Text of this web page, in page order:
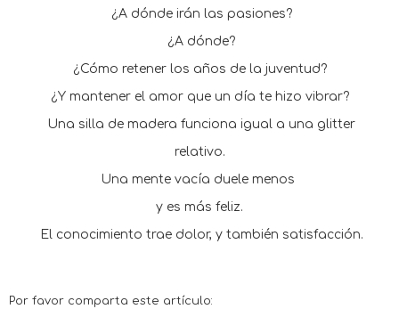
¿A dónde irán las pasiones?
¿A dónde?
¿Cómo retener los años de la juventud?
¿Y mantener el amor que un día te hizo vibrar?
Una silla de madera funciona igual a una glitter
relativo.
Una mente vacía duele menos
y es más feliz.
El conocimiento trae dolor, y también satisfacción.
Por favor comparta este artículo: